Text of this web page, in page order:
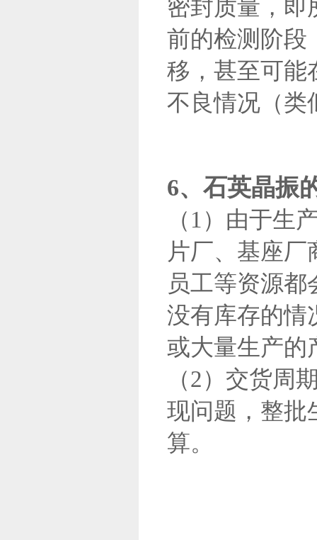
密封质量，即
前的检测阶段
移，甚至可能
不良情况（类
6、石英晶振
（1）由于生
片厂、基座
员工等资源
没有库存的情
或大量生产的
（2）交货周
现问题，整批
算。